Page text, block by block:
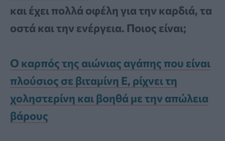
και έχει πολλά οφέλη για την καρδιά, τα
οστά και την ενέργεια. Ποιος είναι;
Ο καρπός της αιώνιας αγάπης που είναι
πλούσιος σε βιταμίνη Ε, ρίχνει τη
χοληστερίνη και βοηθά με την απώλεια
βάρους